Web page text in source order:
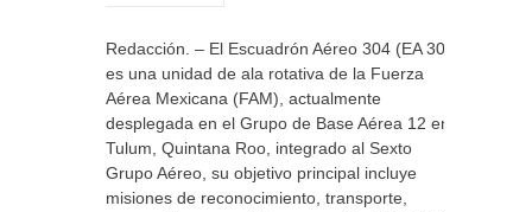
Redacción. – El Escuadrón Aéreo 304 (EA 304)
es una unidad de ala rotativa de la Fuerza
Aérea Mexicana (FAM), actualmente
desplegada en el Grupo de Base Aérea 12 en
Tulum, Quintana Roo, integrado al Sexto
Grupo Aéreo, su objetivo principal incluye
misiones de reconocimiento, transporte,